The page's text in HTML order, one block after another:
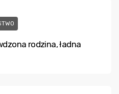
rodzina, ładna